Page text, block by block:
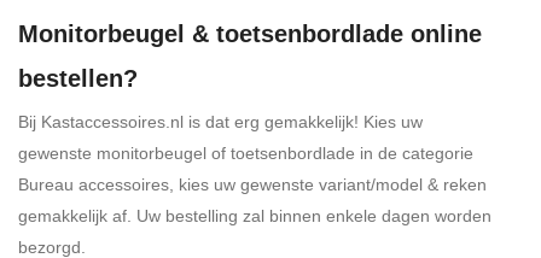
Monitorbeugel & toetsenbordlade online
bestellen?
Bij Kastaccessoires.nl is dat erg gemakkelijk! Kies uw
gewenste monitorbeugel of toetsenbordlade in de categorie
Bureau accessoires, kies uw gewenste variant/model & reken
gemakkelijk af. Uw bestelling zal binnen enkele dagen worden
bezorgd.